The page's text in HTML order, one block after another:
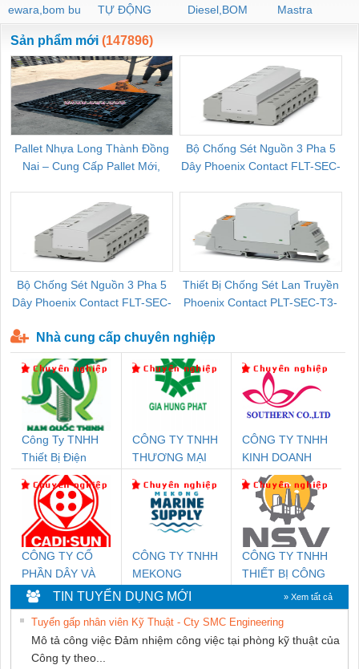
ewara,bom bu
ewara
TỰ ĐỘNG
Diesel,BOM
CHUA CHAY
Mastra
Sản phẩm mới (147896)
Pallet Nhựa Long Thành Đồng
Nai – Cung Cấp Pallet Mới,
Bộ Chống Sét Nguồn 3 Pha 5
Dây Phoenix Contact FLT-SEC-
Bộ Chống Sét Nguồn 3 Pha 5
Dây Phoenix Contact FLT-SEC-
Thiết Bị Chống Sét Lan Truyền
Phoenix Contact PLT-SEC-T3-
Nhà cung cấp chuyên nghiệp
Công Ty TNHH
Thiết Bị Điện
Nam Quốc Thịnh
CÔNG TY TNHH
THƯƠNG MẠI
THUẬT ĐIỆN CƠ
GIA HƯNG
PHÁT
CÔNG TY TNHH
KINH DOANH
DỊCH VỤ XNK
PHƯƠNG NAM
CÔNG TY CỔ
PHẦN DÂY VÀ
CÁP ĐIỆN
THƯỢNG ĐÌNH
CÔNG TY TNHH
MEKONG
MARINE
SUPPLY
CÔNG TY TNHH
THIẾT BỊ CÔNG
NGHIỆP NIHON
SETSUBI VIỆT
NAM
TIN TUYỂN DỤNG MỚI » Xem tất cả
Tuyển gấp nhân viên Kỹ Thuật - Cty SMC Engineering
Mô tả công việc Đảm nhiệm công việc tại phòng kỹ thuật của
Công ty theo...